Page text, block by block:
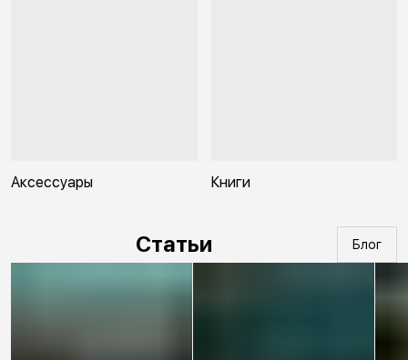
Аксессуары Книги
Статьи Блог